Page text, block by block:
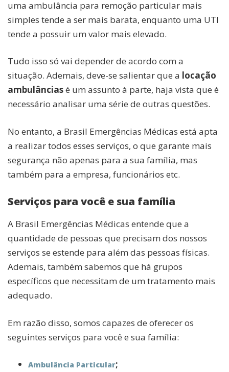
uma ambulância para remoção particular mais
simples tende a ser mais barata, enquanto uma UTI
tende a possuir um valor mais elevado.
Tudo isso só vai depender de acordo com a
situação. Ademais, deve-se salientar que a locação
ambulânciasé um assunto à parte, haja vista que é
necessário analisar uma série de outras questões.
No entanto, a Brasil Emergências Médicas está apta
a realizar todos esses serviços, o que garante mais
segurança não apenas para a sua família, mas
também para a empresa, funcionários etc.
Serviços para você e sua família
A Brasil Emergências Médicas entende que a
quantidade de pessoas que precisam dos nossos
serviços se estende para além das pessoas físicas.
Ademais, também sabemos que há grupos
específicos que necessitam de um tratamento mais
adequado.
Em razão disso, somos capazes de oferecer os
seguintes serviços para você e sua família:
Ambulância Particular;